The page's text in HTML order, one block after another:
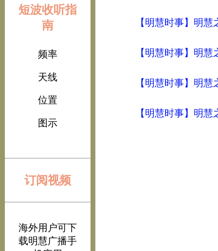
短波收听指
南
频率
天线
位置
图示
订阅视频
海外用户可下
载明慧广播手
【明慧时事】明
【明慧时事】明
【明慧时事】明
【明慧时事】明